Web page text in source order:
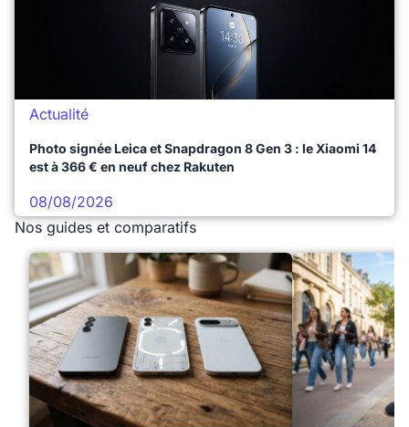
Actualité
Photo signée Leica et Snapdragon 8 Gen 3 : le Xiaomi 14
est à 366 € en neuf chez Rakuten
08/08/2026
Nos guides et comparatifs